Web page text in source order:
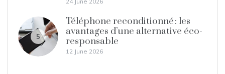
5
Téléphone reconditionné : les
avantages d’une alternative éco-
responsable
12 June 2026